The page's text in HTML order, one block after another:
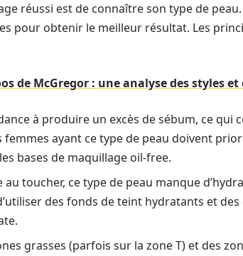
réussi est de connaître son type de
pour obtenir le meilleur résultat. Les
de McGregor : une analyse des styles
à produire un excès de sébum, ce qui
femmes ayant ce type de peau doivent
bases de maquillage oil-free.
au toucher, ce type de peau manque
des fonds de teint hydratants et
grasses (parfois sur la zone T) et des